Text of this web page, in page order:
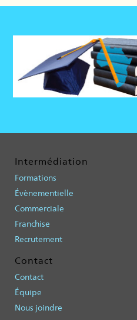
Intermédiation
Formations
Évènementielle
Commerciale
Franchise
Recrutement
Contact
Contact
Équipe
Nous joindre